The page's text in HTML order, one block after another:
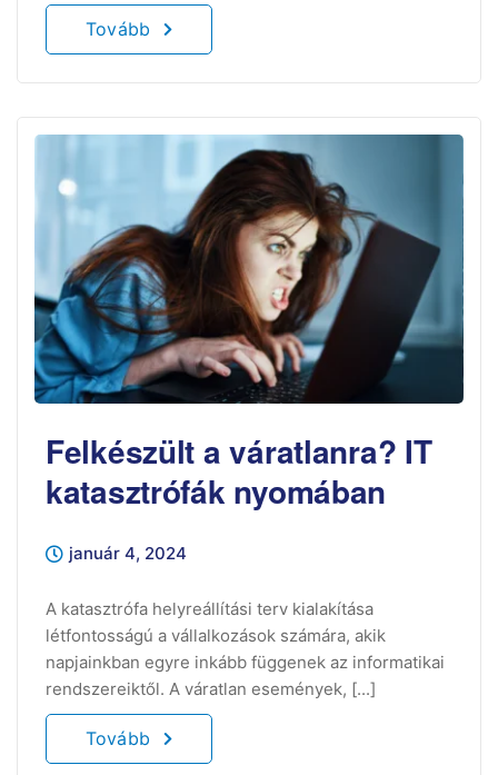
Tovább
Felkészült a váratlanra? IT
katasztrófák nyomában
január 4, 2024
A katasztrófa helyreállítási terv kialakítása
létfontosságú a vállalkozások számára, akik
napjainkban egyre inkább függenek az informatikai
rendszereiktől. A váratlan események, [...]
Tovább